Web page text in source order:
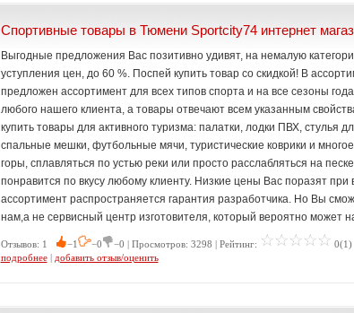
Спортивные товары в Тюмени Sportcity74 интернет
Выгодные предложения Вас позитивно удивят, на немалую
уступления цен, до 60 %. Поспей купить товар со скидкой! В
предложен ассортимент для всех типов спорта и на все сезоны
любого нашего клиента, а товары отвечают всем указанным
купить товары для активного туризма: палатки, лодки ПВХ, стулья
спальные мешки, футбольные мячи, туристические коврики и
горы, сплавляться по устью реки или просто расслабляться на
понравится по вкусу любому клиенту. Низкие цены Вас поразят
ассортимент распространяется гарантия разработчика. Но Вы
нам,а не сервисный центр изготовителя, который вероятно может
Отзывов: 1 −1 −0 −0 | Просмотров: 3298 | Рейтинг:
0(1)
подробнее| добавить отзыв/оценить